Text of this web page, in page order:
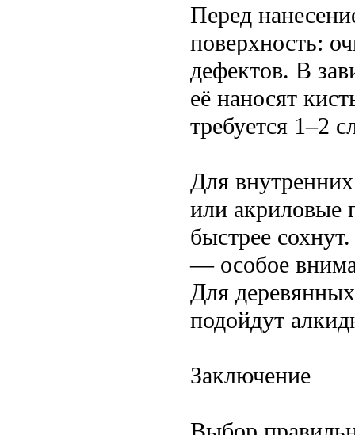
Перед
поверхность:
дефектов. В
её наносят
требуется 1–2
Для
или акриловые
быстрее
— особое
Для
подойдут
Заключение